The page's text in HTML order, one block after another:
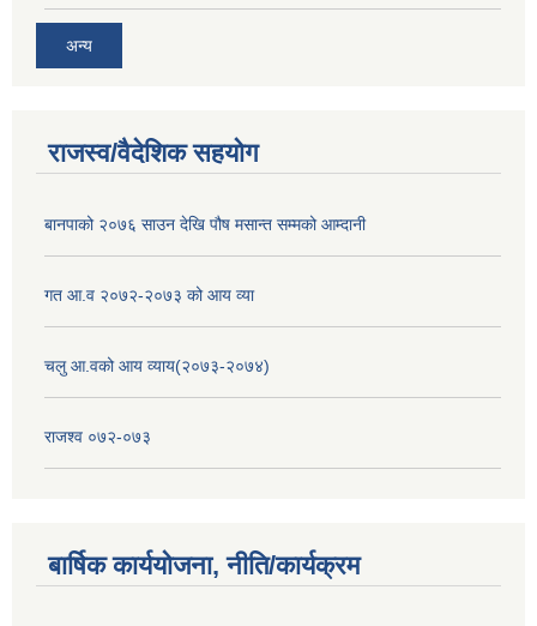
अन्य
राजस्व/वैदेशिक सहयोग
बानपाको २०७६ साउन देखि पौष मसान्त सम्मको आम्दानी
गत आ.व २०७२-२०७३ को आय व्या
चलु आ.वको आय व्याय(२०७३-२०७४)
राजश्व ०७२-०७३
बार्षिक कार्ययोजना, नीति/कार्यक्रम